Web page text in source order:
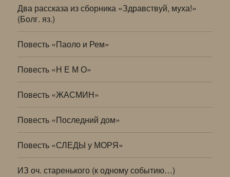
Два рассказа из сборника «Здравствуй, муха!»
(Болг. яз.)
Повесть «Паоло и Рем»
Повесть «Н Е М О»
Повесть «ЖАСМИН»
Повесть «Последний дом»
Повесть «СЛЕДЫ у МОРЯ»
ИЗ оч. старенького (к одному событию…)